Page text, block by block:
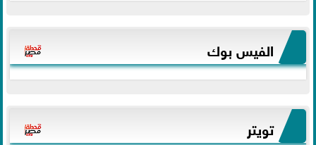
الفيس بوك
تويتر